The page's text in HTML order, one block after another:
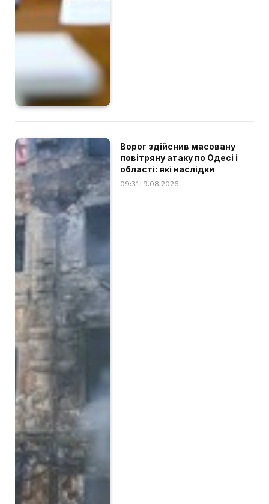
Ворог здійснив масовану
повітряну атаку по Одесі і
області: які наслідки
09:31 | 9.08.2026